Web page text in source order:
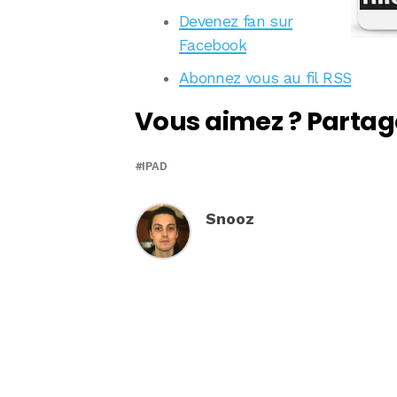
Devenez fan sur
Facebook
Abonnez vous au fil RSS
Vous aimez ?
IPAD
Snooz